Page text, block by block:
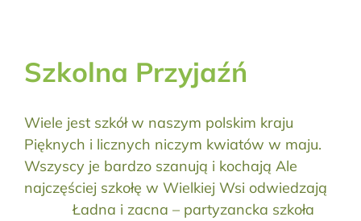
Szkolna Przyjaźń
Wiele jest szkół w naszym polskim kraju
Pięknych i licznych niczym kwiatów w maju.
Wszyscy je bardzo szanują i kochają Ale
najczęściej szkołę w Wielkiej Wsi odwiedzają
Ładna i zacna – partyzancka szkoła